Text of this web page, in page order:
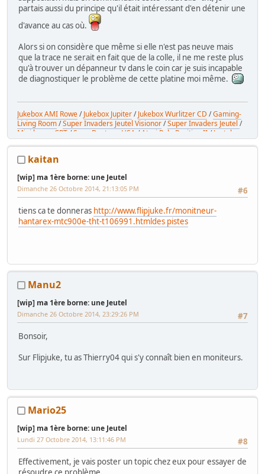
partais aussi du principe qu'il était intéressant d'en détenir une
d'avance au cas où.
Alors si on considère que même si elle n'est pas neuve mais
que la trace ne serait en fait que de la colle, il ne me reste plus
qu'à trouver un dépanneur tv dans le coin car je suis incapable
de diagnostiquer le problème de cette platine moi même.
Jukebox AMI Rowe/Jukebox Jupiter/Jukebox Wurlitzer CD /Gaming-
Living Room/Super Invaders Jeutel Visionor/Super Invaders Jeutel /
Mini borne CRT /Sega Daytona USA / Atari Pole Position II /Jeutel
générique
kaitan
[wip] ma 1ère borne: une Jeutel
#6
Dimanche 26 Octobre 2014, 21:13:05 PM
tiens ca te donneras http://www.flipjuke.fr/monitneur-
hantarex-mtc900e-tht-t106991.htmldes pistes
Manu2
[wip] ma 1ère borne: une Jeutel
#7
Dimanche 26 Octobre 2014, 23:29:26 PM
Bonsoir,
Sur Flipjuke, tu as Thierry04 qui s'y connaît bien en moniteurs.
Mario25
[wip] ma 1ère borne: une Jeutel
#8
Lundi 27 Octobre 2014, 13:11:46 PM
Effectivement, je vais poster un topic chez eux pour essayer de